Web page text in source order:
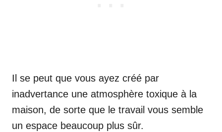
Il se peut que vous ayez créé par
inadvertance une atmosphère toxique à la
maison, de sorte que le travail vous semble
un espace beaucoup plus sûr.